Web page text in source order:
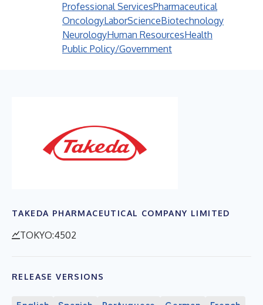
Professional ServicesPharmaceutical
OncologyLaborScienceBiotechnology
NeurologyHuman ResourcesHealth
Public Policy/Government
TAKEDA PHARMACEUTICAL COMPANY LIMITED
TOKYO:4502
RELEASE VERSIONS